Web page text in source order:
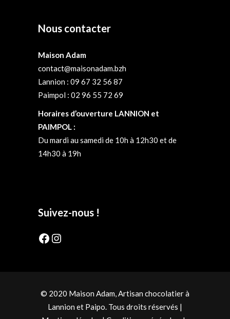
Nous contacter
Maison Adam
contact@maisonadam.bzh
Lannion : 09 67 32 56 87
Paimpol : 02 96 55 72 69
Horaires d’ouverture LANNION et
PAIMPOL :
Du mardi au samedi de 10h à 12h30 et de
14h30 à 19h
Suivez-nous !
Facebook
Instagram
© 2020 Maison Adam, Artisan chocolatier à
Lannion et Paipo. Tous droits réservés |